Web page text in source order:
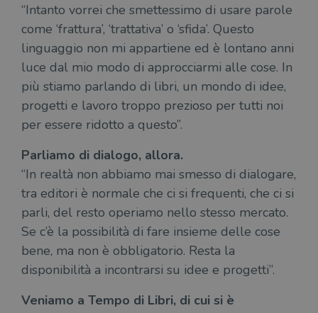
“Intanto vorrei che smettessimo di usare parole
come ‘frattura’, ‘trattativa’ o ‘sfida’. Questo
linguaggio non mi appartiene ed è lontano anni
luce dal mio modo di approcciarmi alle cose. In
più stiamo parlando di libri, un mondo di idee,
progetti e lavoro troppo prezioso per tutti noi
per essere ridotto a questo”.
Parliamo di dialogo, allora.
“In realtà non abbiamo mai smesso di dialogare,
tra editori è normale che ci si frequenti, che ci si
parli, del resto operiamo nello stesso mercato.
Se c’è la possibilità di fare insieme delle cose
bene, ma non è obbligatorio. Resta la
disponibilità a incontrarsi su idee e progetti”.
Veniamo a Tempo di Libri, di cui si è